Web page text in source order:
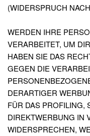
(WIDERSPRUCH
WERDEN IHRE
VERARBEITET, UM
HABEN SIE DAS
GEGEN DIE
DERARTIGER
FÜR DAS PROFILING,
DIREKTWERBUNG IN
WIDERSPRECHEN,